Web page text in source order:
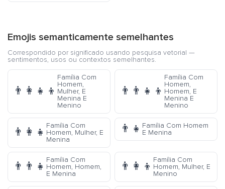
Emojis semanticamente semelhantes
Correspondido por significado usando pesquisa vetorial —
sentimentos, usos ou contextos semelhantes.
👨‍👩‍👧‍👦
Família Com
Homem,
Mulher, E
Menina E
Menino
👨‍👨‍👧‍👦
Família Com
Homem,
Homem, E
Menina E
Menino
👨‍👩‍👧
Família Com
Homem, Mulher, E
Menina
👨‍👧 Família Com Homem
E Menina
👨‍👨‍👧
Família Com
Homem, Homem,
E Menina
👨‍👩‍👦
Família Com
Homem, Mulher, E
Menino